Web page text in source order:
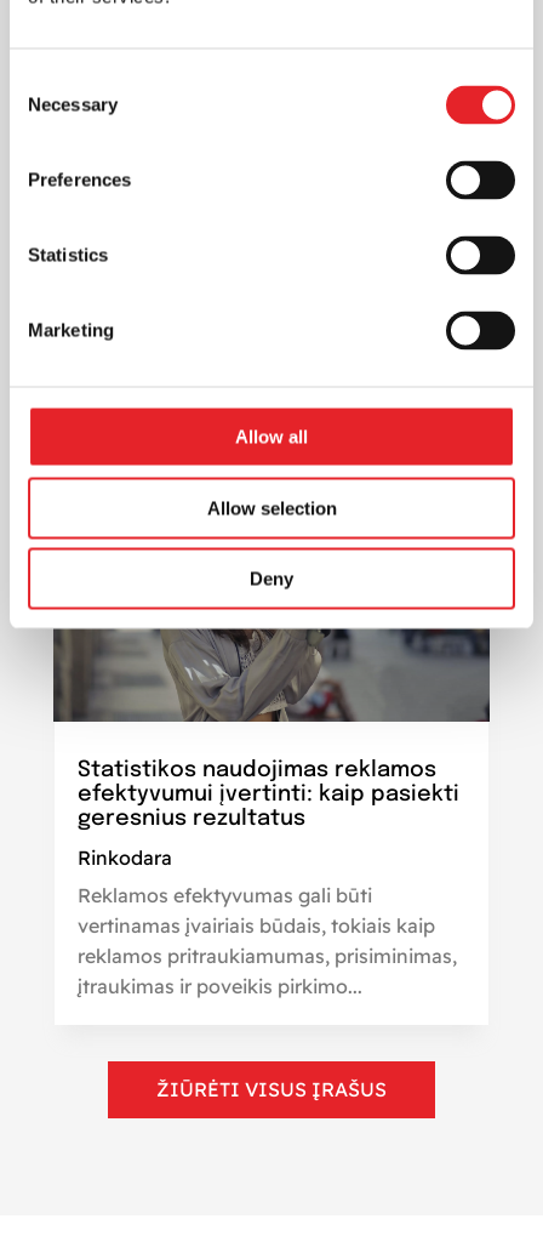
Selection
Necessary
Preferences
Statistics
Marketing
Allow all
Allow selection
Deny
vartotojus ir sukurti ilgalaikius
Rinkodara
veiksmingų būdų pristatyti reklamuojama
Statistikos naudojimas reklamos
efektyvumui įvertinti: kaip pasiekti
geresnius rezultatus
Rinkodara
Reklamos efektyvumas gali būti
vertinamas įvairiais būdais, tokiais kaip
reklamos pritraukiamumas, prisiminimas,
įtraukimas ir poveikis pirkimo...
ŽIŪRĖTI VISUS ĮRAŠUS